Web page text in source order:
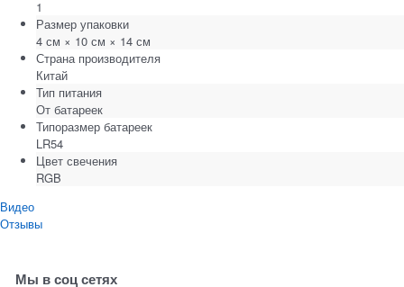
1
Размер упаковки
4 см × 10 см × 14 см
Страна производителя
Китай
Тип питания
От батареек
Типоразмер батареек
LR54
Цвет свечения
RGB
Видео
Отзывы
Мы в соц сетях